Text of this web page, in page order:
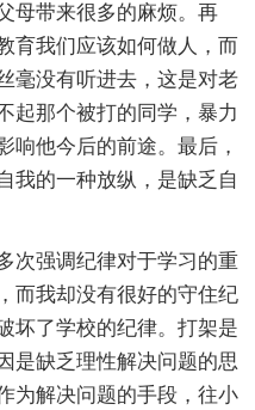
母带来很多的麻烦。再
育我们应该如何做人，而
毫没有听进去，这是对老
起那个被打的同学，暴力
响他今后的前途。最后，
我的一种放纵，是缺乏自
次强调纪律对于学习的重
而我却没有很好的守住纪
坏了学校的纪律。打架是
是缺乏理性解决问题的思
为解决问题的手段，往小